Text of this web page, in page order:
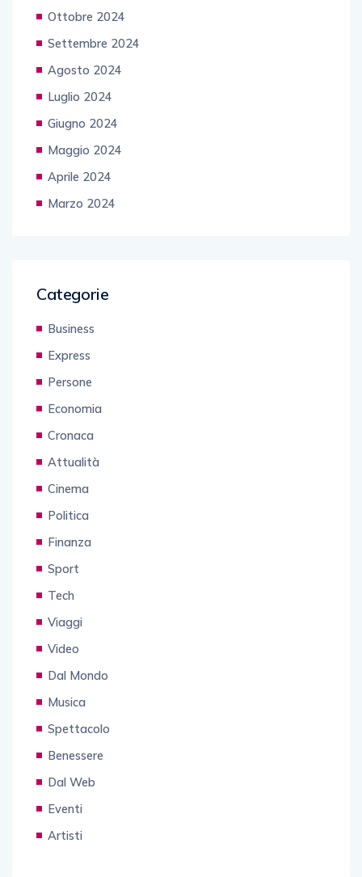
Ottobre 2024
Settembre 2024
Agosto 2024
Luglio 2024
Giugno 2024
Maggio 2024
Aprile 2024
Marzo 2024
Categorie
Business
Express
Persone
Economia
Cronaca
Attualità
Cinema
Politica
Finanza
Sport
Tech
Viaggi
Video
Dal Mondo
Musica
Spettacolo
Benessere
Dal Web
Eventi
Artisti